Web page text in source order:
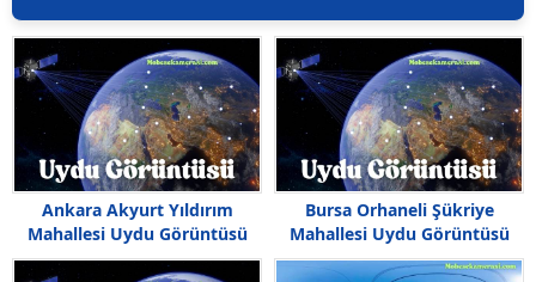
Ankara Akyurt Yıldırım
Mahallesi Uydu Görüntüsü
Haritası
Bursa Orhaneli Şükriye
Mahallesi Uydu Görüntüsü